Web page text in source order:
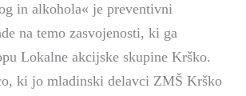
in alkohola« je preventivni
na temo zasvo­jenosti, ki ga
Lokalne akcij­ske skupine Krško.
ki jo mladinski delavci ZMŠ Krško